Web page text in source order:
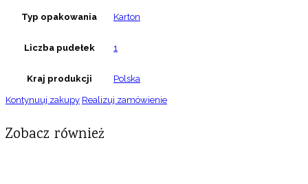
Typ opakowania Karton
Liczba pudełek 1
Kraj produkcji Polska
Kontynuuj zakupy Realizuj zamówienie
Zobacz również